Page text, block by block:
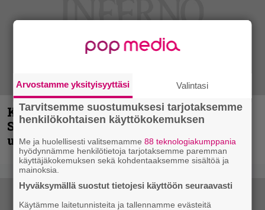
Kunnianosoitus hyiselle Pohjolalle –
Shining hyppäsi keskelle kinoksia
uudella videollaan
Arvostamme yksityisyyttäsi Valintasi
Tarvitsemme suostumuksesi tarjotaksemme
henkilökohtaisen käyttökokemuksen
Me ja huolellisesti valitsemamme88 teknologiakumppania
hyödynnämme henkilötietoja tarjotaksemme paremman
käyttäjäkokemuksen sekä kohdentaaksemme sisältöä ja
mainoksia.
Hyväksymällä suostut tietojesi käyttöön seuraavasti
Käytämme laitetunnisteita ja tallennamme evästeitä